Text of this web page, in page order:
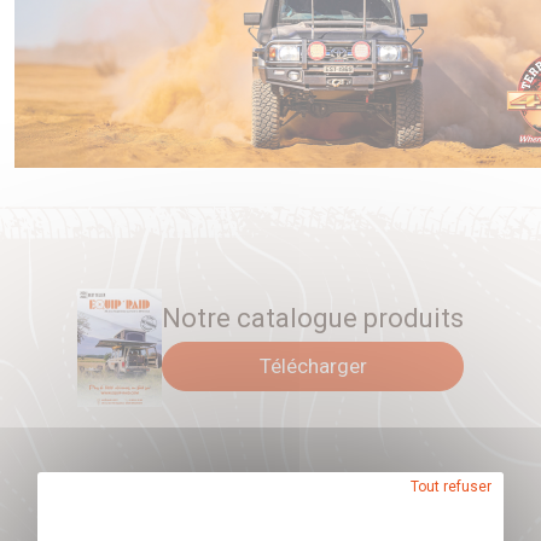
Notre catalogue produits
Télécharger
Tout refuser